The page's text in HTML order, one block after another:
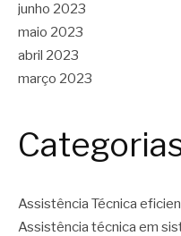
junho 2023
maio 2023
abril 2023
março 2023
Assistência Técnica
Assistência técnica em